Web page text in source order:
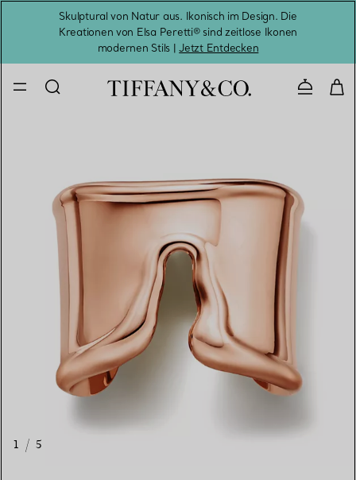
Skulptural von Natur aus. Ikonisch im Design. Die
Kreationen von Elsa Peretti® sind zeitlose Ikonen
modernen Stils |Jetzt Entdecken
1 / 5